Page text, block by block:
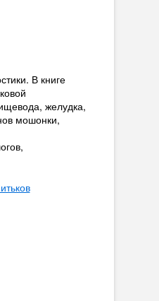
В книге
желудка,
мошонки,